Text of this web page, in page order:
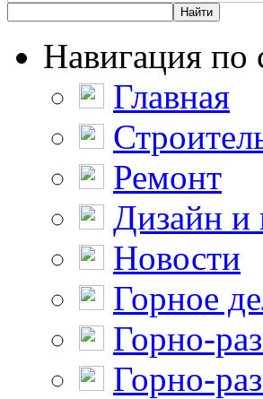
Навигация по
Главная
Ремонт
Дизайн и
Новости
Горное
Горно-
Горно-